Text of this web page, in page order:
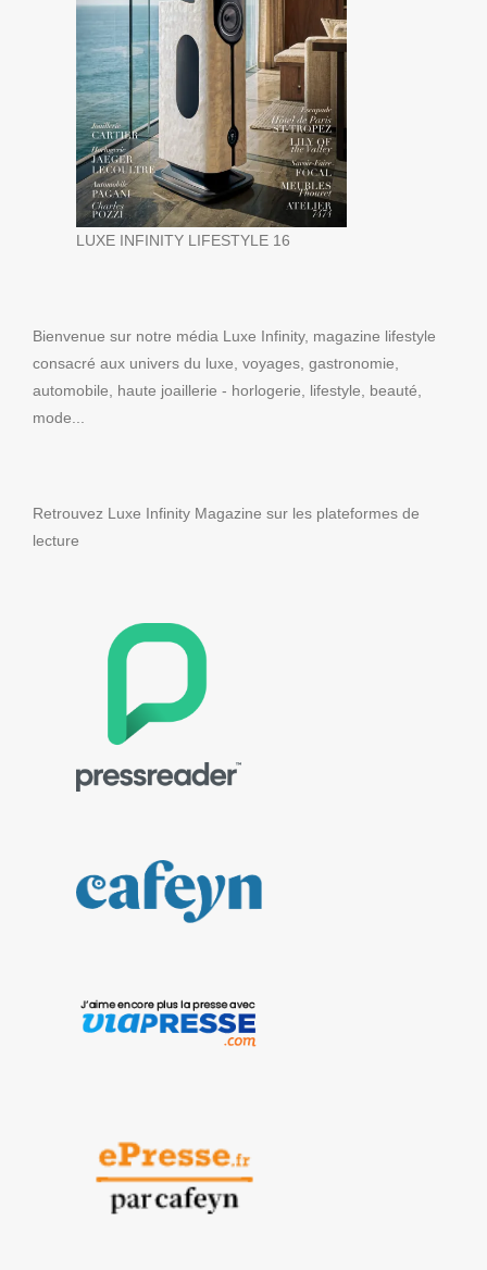
LUXE INFINITY LIFESTYLE 16
Bienvenue sur notre média Luxe Infinity, magazine lifestyle
consacré aux univers du luxe, voyages, gastronomie,
automobile, haute joaillerie - horlogerie, lifestyle, beauté,
mode...
Retrouvez Luxe Infinity Magazine sur les plateformes de
lecture